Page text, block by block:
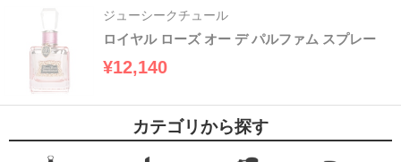
ジューシークチュール
ロイヤル ローズ オー デ パルファム スプレー
¥12,140
カテゴリから探す